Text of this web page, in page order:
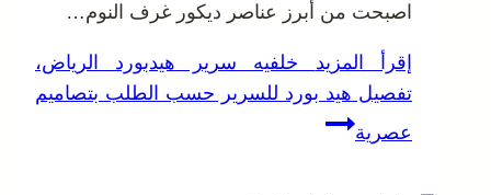
اصبحت من أبرز عناصر ديكور غرف النوم…
إقرأ المزيد خلفيه سرير هيدبورد الرياض،
تفصيل هيد بورد للسرير حسب الطلب بتصاميم
عصرية